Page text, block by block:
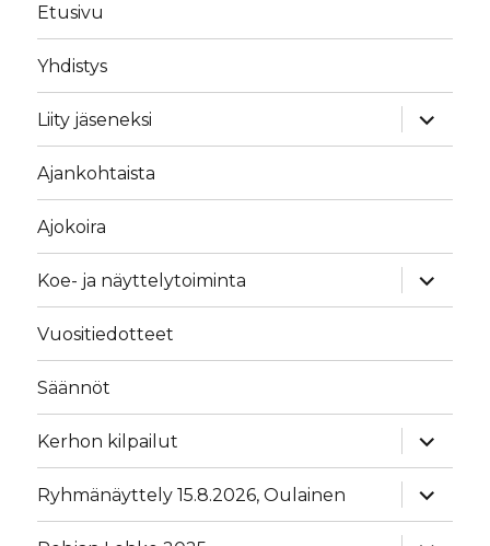
Etusivu
Yhdistys
Liity jäseneksi
näytä
Ajankohtaista
Ajokoira
Koe- ja näyttelytoiminta
näytä
Vuositiedotteet
Säännöt
Kerhon kilpailut
näytä
Ryhmänäyttely 15.8.2026, Oulainen
näytä